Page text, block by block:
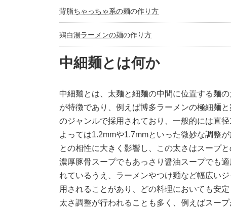
背脂ちゃっちゃ系の麺の作り方
鶏白湯ラーメンの麺の作り方
中細麺とは何か
中細麺とは、太麺と細麺の中間に位置する麺
が特徴であり、例えば博多ラーメンの極細麺
のジャンルで採用されており、一般的には直
よっては1.2mmや1.7mmといった微妙な調整
との相性に大きく影響し、この太さはスープ
濃厚豚骨スープでもあっさり醤油スープでも
れているうえ、ラーメンやつけ麺など幅広い
用されることがあり、どの料理においても安
太さ調整が行われることも多く、例えばスー